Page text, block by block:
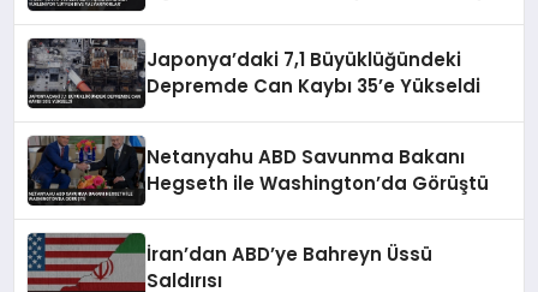
Japonya’daki 7,1 Büyüklüğündeki
Depremde Can Kaybı 35’e Yükseldi
Netanyahu ABD Savunma Bakanı
Hegseth ile Washington’da Görüştü
İran’dan ABD’ye Bahreyn Üssü
Saldırısı